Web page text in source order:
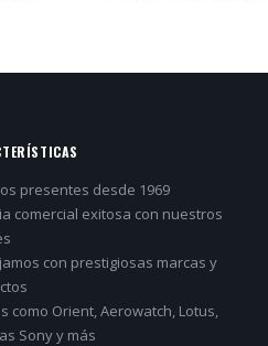
presentes desde 1969
comercial exitosa con nuestros
con prestigiosas marcas y
como Orient, Aerowatch, Lotus,
Sony y más